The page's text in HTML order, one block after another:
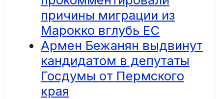
причины миграции из
Марокко вглубь ЕС
Армен Бежанян выдвинут
кандидатом в депутаты
Госдумы от Пермского
края